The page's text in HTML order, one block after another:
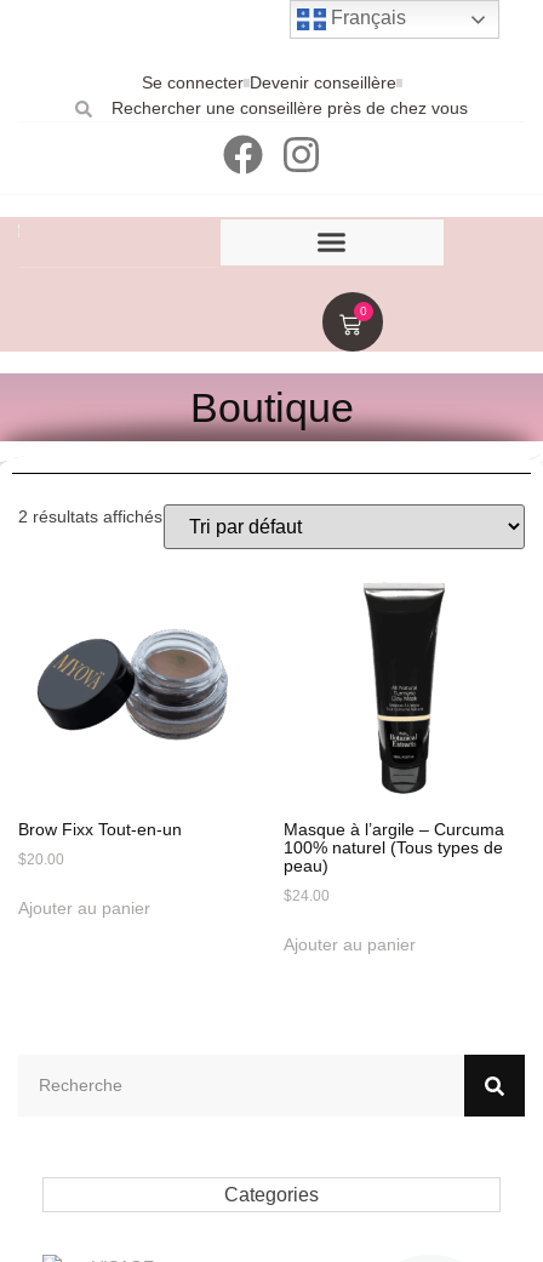
Se connecter Devenir conseillère
Rechercher une conseillère près de chez vous
0
Boutique
2 résultats affichés
Brow Fixx Tout-en-un
$20.00
Ajouter au panier
Masque à l’argile – Curcuma
100% naturel (Tous types de
peau)
$24.00
Ajouter au panier
Categories
Français